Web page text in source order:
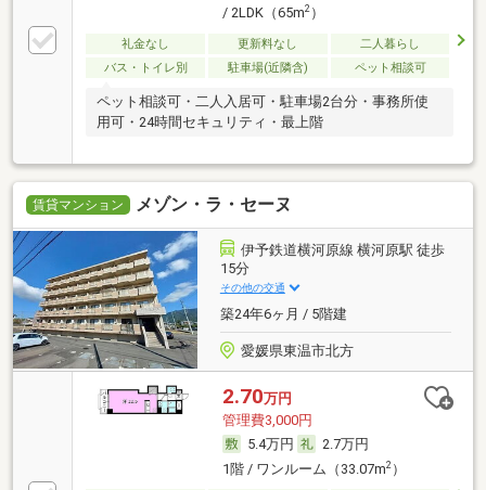
/ 2LDK（65m2）
礼金なし 更新料なし
二人暮らし
バス・トイレ別
駐車場(近隣含) ペット相談可
ペット相談可・二人入居可・駐車場2台分・事務所使
用可・24時間セキュリティ・最上階
賃貸マンション メゾン・ラ・セーヌ
伊予鉄道横河原線 横河原駅 徒歩
15分
その他の交通
築24年6ヶ月 / 5階建
愛媛県東温市北方
2.70万円
管理費3,000円
5.4万円
2.7万円
1階 / ワンルーム（33.07m2）